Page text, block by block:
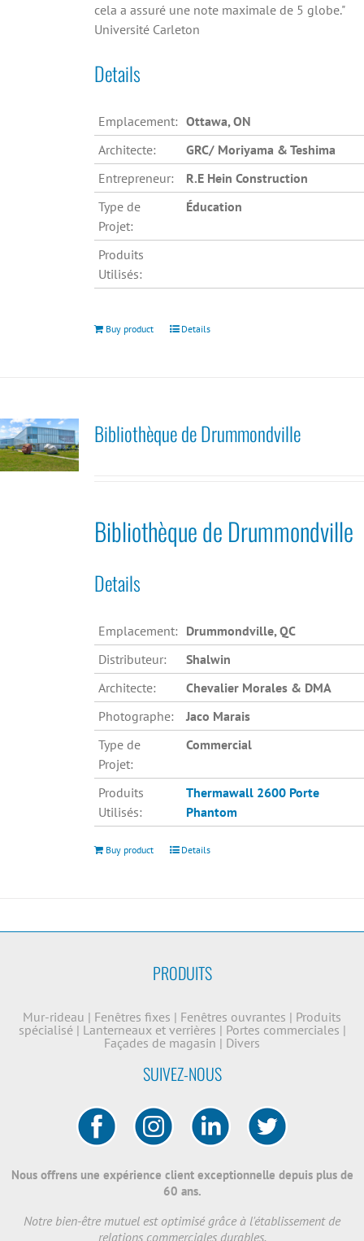
cela a assuré une note maximale de 5 globe."
Université Carleton
Details
Emplacement: Ottawa, ON
Architecte:
GRC/ Moriyama & Teshima
Entrepreneur:
R.E Hein Construction
Type de
Projet:
Éducation
Produits
Utilisés:
Buy product Details
Bibliothèque de Drummondville
Bibliothèque de Drummondville
Details
Emplacement: Drummondville, QC
Distributeur:
Shalwin
Architecte:
Chevalier Morales & DMA
Photographe:
Jaco Marais
Type de
Projet:
Commercial
Produits
Utilisés:
Thermawall 2600 Porte
Phantom
Buy product Details
PRODUITS
Mur-rideau | Fenêtres fixes | Fenêtres ouvrantes | Produits
spécialisé | Lanterneaux et verrières | Portes commerciales |
Façades de magasin | Divers
SUIVEZ-NOUS
Nous offrens une expérience client exceptionnelle depuis plus de
60 ans.
Notre bien-être mutuel est optimisé grâce à l'établissement de
relations commerciales durables.